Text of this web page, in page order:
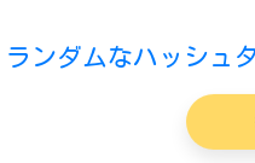
ランダムなハッシュ